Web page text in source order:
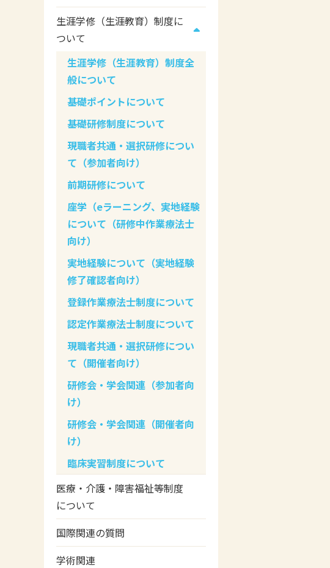
生涯学修（生涯教育）制度に
ついて
生涯学修（生涯教育）制度全
般について
基礎ポイントについて
基礎研修制度について
現職者共通・選択研修につい
て（参加者向け）
前期研修について
座学（eラーニング、実地経験
について（研修中作業療法士
向け）
実地経験について（実地経験
修了確認者向け）
登録作業療法士制度について
認定作業療法士制度について
現職者共通・選択研修につい
て（開催者向け）
研修会・学会関連（参加者向
け）
研修会・学会関連（開催者向
け）
臨床実習制度について
医療・介護・障害福祉等制度
について
国際関連の質問
学術関連